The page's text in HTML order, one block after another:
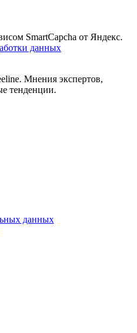
SmartCapcha от Яндекс.
данных
Мнения экспертов,
тенденции.
данных